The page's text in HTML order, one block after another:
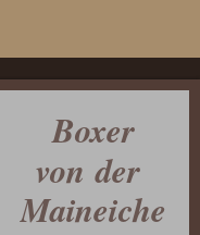
Boxer
von der
Maineiche